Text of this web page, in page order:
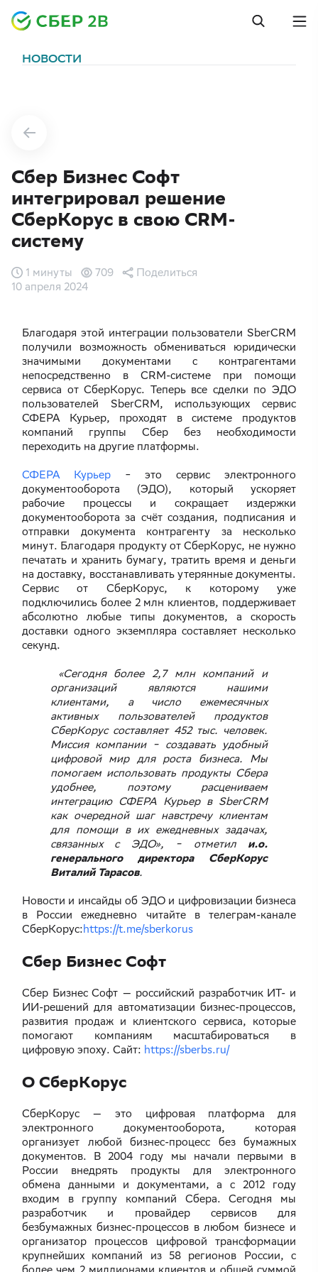
НОВОСТИ
Сбер Бизнес Софт
интегрировал решение
СберКорус в свою CRM-
систему
10 апреля 2024
1 минуты 709 Поделиться
Благодаря этой интеграции пользователи SberCRM
получили возможность обмениваться юридически
значимыми документами с контрагентами
непосредственно в CRM-системе при помощи
сервиса от СберКорус. Теперь все сделки по ЭДО
пользователей SberCRM, использующих сервис
СФЕРА Курьер, проходят в системе продуктов
компаний группы Сбер без необходимости
переходить на другие платформы.
СФЕРА Курьер‒ это сервис электронного
документооборота (ЭДО), который ускоряет
рабочие процессы и сокращает издержки
документооборота за счёт создания, подписания и
отправки документа контрагенту за несколько
минут. Благодаря продукту от СберКорус, не нужно
печатать и хранить бумагу, тратить время и деньги
на доставку, восстанавливать утерянные документы.
Сервис от СберКорус, к которому уже
подключились более 2 млн клиентов, поддерживает
абсолютно любые типы документов, а скорость
доставки одного экземпляра составляет несколько
секунд.
«Сегодня более 2,7 млн компаний и
организаций являются нашими
клиентами, а число ежемесячных
активных пользователей продуктов
СберКорус составляет 452 тыс. человек.
Миссия компании ‒ создавать удобный
цифровой мир для роста бизнеса. Мы
помогаем использовать продукты Сбера
удобнее, поэтому расцениваем
интеграцию СФЕРА Курьер в SberCRM
как очередной шаг навстречу клиентам
для помощи в их ежедневных задачах,
связанных с ЭДО», ‒ отметили.о.
генерального директора СберКорус
Виталий Тарасов.
Новости и инсайды об ЭДО и цифровизации бизнеса
в России ежедневно читайте в телеграм-канале
СберКорус:https://t.me/sberkorus
Сбер Бизнес Софт
Сбер Бизнес Софт — российский разработчик ИТ- и
ИИ-решений для автоматизации бизнес-процессов,
развития продаж и клиентского сервиса, которые
помогают компаниям масштабироваться в
цифровую эпоху. Сайт: https://sberbs.ru/
О СберКорус
СберКорус — это цифровая платформа для
электронного документооборота, которая
организует любой бизнес-процесс без бумажных
документов. В 2004 году мы начали первыми в
России внедрять продукты для электронного
обмена данными и документами, а с 2012 году
входим в группу компаний Сбера. Сегодня мы
разработчик и провайдер сервисов для
безбумажных бизнес-процессов в любом бизнесе и
организатор процессов цифровой трансформации
крупнейших компаний из 58 регионов России, с
более чем 2 миллионами клиентов и общей суммой